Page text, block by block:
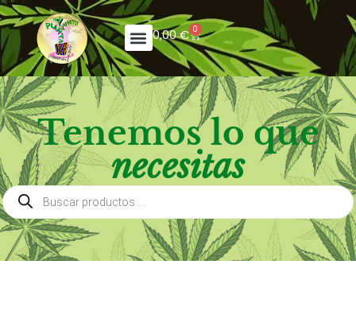
0,00€ 0
Tenemos lo que
necesitas